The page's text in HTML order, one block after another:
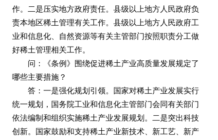
作。二是压实地方政府责任。县级以上地方人民政府负
责本地区稀土管理有关工作。县级以上地方人民政府工
业和信息化、自然资源等有关主管部门按照职责分工做
好稀土管理相关工作。
问：《条例》围绕促进稀土产业高质量发展规定了
哪些主要措施？
答：一是强化规划引领。国家对稀土产业发展实行
统一规划，国务院工业和信息化主管部门会同有关部门
依法编制和组织实施稀土产业发展规划。二是突出科技
创新。国家鼓励和支持稀土产业新技术、新工艺、新产